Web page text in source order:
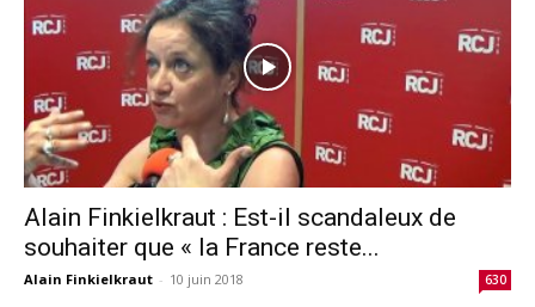
Alain Finkielkraut : Est-il scandaleux de
souhaiter que « la France reste...
Alain Finkielkraut - 10 juin 2018 630